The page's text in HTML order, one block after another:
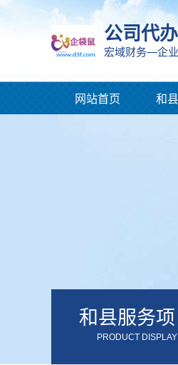
公司代
宏域财务—企
网站首页 和
和县服务项
PRODUCT DISPLAY